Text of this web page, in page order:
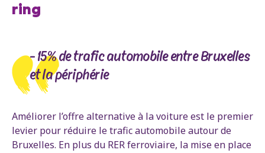
ring
- 15% de trafic automobile entre Bruxelles
et la périphérie
Améliorer l’offre alternative à la voiture est le premier
levier pour réduire le trafic automobile autour de
Bruxelles. En plus du RER ferroviaire, la mise en place